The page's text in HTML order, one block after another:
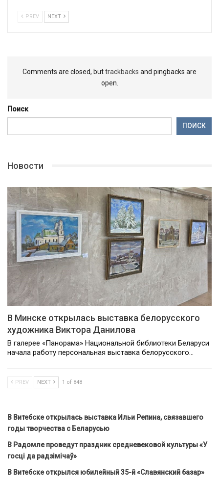
PREV NEXT
Comments are closed, buttrackbacks and pingbacks are
open.
Поиск
ПОИСК
Новости
В Минске открылась выставка белорусского
художника Виктора Данилова
В галерее «Панорама» Национальной библиотеки Беларуси
начала работу персональная выставка белорусского…
PREV NEXT 1 of 848
В Витебске открылась выставка Ильи Репина, связавшего
годы творчества с Беларусью
В Радомле проведут праздник средневековой культуры «У
госці да радзімічаў»
В Витебске открылся юбилейный 35-й «Славянский базар»